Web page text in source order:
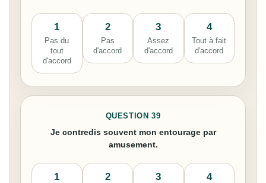
1
Pas du
tout
d'accord
2
Pas
d'accord
3
Assez
d'accord
4
Tout à fait
d'accord
QUESTION 39
Je contredis souvent mon entourage par
amusement.
1 2 3 4